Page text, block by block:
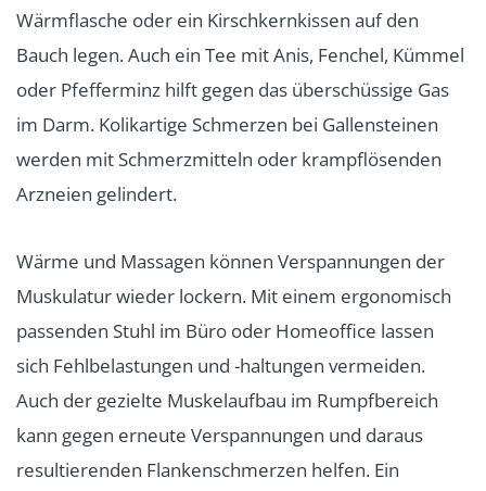
Wärmflasche oder ein Kirschkernkissen auf den
Bauch legen. Auch ein Tee mit Anis, Fenchel, Kümmel
oder Pfefferminz hilft gegen das überschüssige Gas
im Darm. Kolikartige Schmerzen bei Gallensteinen
werden mit Schmerzmitteln oder krampflösenden
Arzneien gelindert.
Wärme und Massagen können Verspannungen der
Muskulatur wieder lockern. Mit einem ergonomisch
passenden Stuhl im Büro oder Homeoffice lassen
sich Fehlbelastungen und -haltungen vermeiden.
Auch der gezielte Muskelaufbau im Rumpfbereich
kann gegen erneute Verspannungen und daraus
resultierenden Flankenschmerzen helfen. Ein